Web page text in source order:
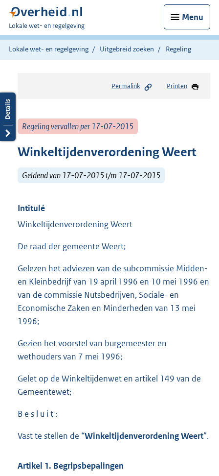
Menu
U
bent
hier:
Lokale wet- en regelgeving
Lokale wet- en regelgeving Uitgebreid zoeken Regeling
Permalink Printen
Regeling vervallen per 17-07-2015
Winkeltijdenverordening Weert
Geldend van 17-07-2015 t/m 17-07-2015
Intitulé
Winkeltijdenverordening Weert
De raad der gemeente Weert;
Gelezen het adviezen van de subcommissie Midden-
en Kleinbedrijf van 19 april 1996 en 10 mei 1996 en
van de commissie Nutsbedrijven, Sociale- en
Economische Zaken en Minderheden van 13 mei
1996;
Gezien het voorstel van burgemeester en
wethouders van 7 mei 1996;
Gelet op de Winkeltijdenwet en artikel 149 van de
Gemeentewet;
B e s l u i t :
Vast te stellen de “Winkeltijdenverordening Weert”.
Artikel 1. Begripsbepalingen